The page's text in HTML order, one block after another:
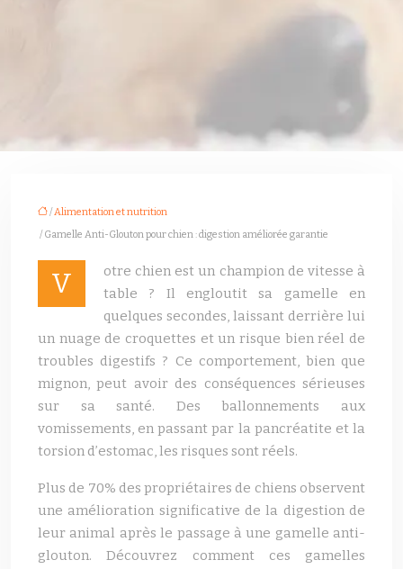
/Alimentation et nutrition
/ Gamelle Anti-Glouton pour chien : digestion améliorée garantie
V
otre chien est un champion de vitesse à
table ? Il engloutit sa gamelle en
quelques secondes, laissant derrière lui
un nuage de croquettes et un risque bien réel de
troubles digestifs ? Ce comportement, bien que
mignon, peut avoir des conséquences sérieuses
sur sa santé. Des ballonnements aux
vomissements, en passant par la pancréatite et la
torsion d’estomac, les risques sont réels.
Plus de 70% des propriétaires de chiens observent
une amélioration significative de la digestion de
leur animal après le passage à une gamelle anti-
glouton. Découvrez comment ces gamelles